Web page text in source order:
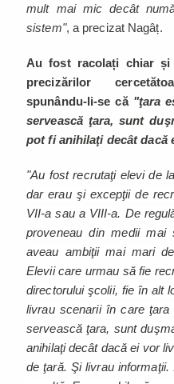
mult mai mic decât
sistem", a precizat Nagâț.
Au fost racolați chiar
precizărilor
spunându-li-se că "ţara
servească ţara, sunt
pot fi anihilaţi decât dacă
"Au fost recrutaţi elevi de
dar erau şi excepţii de
VII-a sau a VIII-a. De
proveneau din medii mai
aveau ambiţii mai mari
Elevii care urmau să fie
directorului şcolii, fie în alt
livrau scenarii în care
servească ţara, sunt
anihilaţi decât dacă ei vor
de ţară. Şi livrau